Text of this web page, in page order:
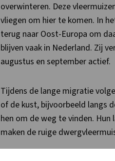
overwinteren. Deze
vliegen om hier te komen. In
terug naar Oost-Europa om
blijven vaak in Nederland. Zij
augustus en september actief.
Tijdens de lange migratie
of de kust, bijvoorbeeld langs
hen om de weg te vinden.
maken de ruige